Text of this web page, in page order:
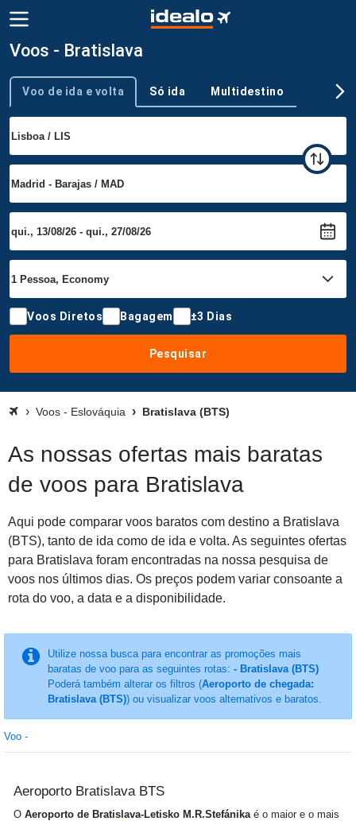
Voos - Bratislava
Tipo de viagem
Voo de ida e volta Só ida Multidestino
Voos Diretos Bagagem ±3 Dias
Pesquisar
Voos - Eslováquia Bratislava (BTS)
As nossas ofertas mais baratas
de voos para Bratislava
Aqui pode comparar voos baratos com destino a Bratislava
(BTS), tanto de ida como de ida e volta. As seguintes ofertas
para Bratislava foram encontradas na nossa pesquisa de
voos nos últimos dias. Os preços podem variar consoante a
rota do voo, a data e a disponibilidade.
Utilize nossa busca para encontrar as promoções mais
baratas de voo para as seguintes rotas: - Bratislava (BTS)
Poderá também alterar os filtros (Aeroporto de chegada:
Bratislava (BTS)) ou visualizar voos alternativos e baratos.
Voo -
Aeroporto Bratislava BTS
O Aeroporto de Bratislava-Letisko M.R.Stefánikaé o maior e o mais